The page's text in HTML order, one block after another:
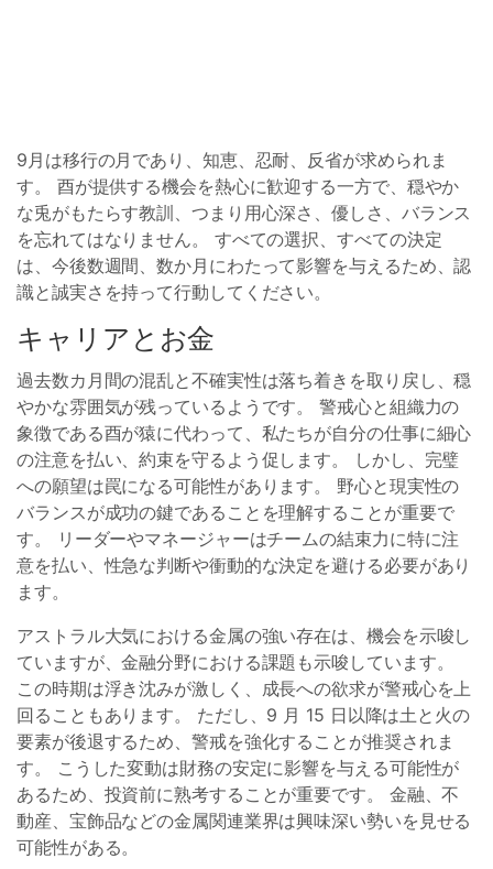
9月は移行の月であり、知恵、忍耐、反省が求められま
す。 酉が提供する機会を熱心に歓迎する一方で、穏やか
な兎がもたらす教訓、つまり用心深さ、優しさ、バランス
を忘れてはなりません。 すべての選択、すべての決定
は、今後数週間、数か月にわたって影響を与えるため、認
識と誠実さを持って行動してください。
キャリアとお金
過去数カ月間の混乱と不確実性は落ち着きを取り戻し、穏
やかな雰囲気が残っているようです。 警戒心と組織力の
象徴である酉が猿に代わって、私たちが自分の仕事に細心
の注意を払い、約束を守るよう促します。 しかし、完璧
への願望は罠になる可能性があります。 野心と現実性の
バランスが成功の鍵であることを理解することが重要で
す。 リーダーやマネージャーはチームの結束力に特に注
意を払い、性急な判断や衝動的な決定を避ける必要があり
ます。
アストラル大気における金属の強い存在は、機会を示唆し
ていますが、金融分野における課題も示唆しています。
この時期は浮き沈みが激しく、成長への欲求が警戒心を上
回ることもあります。 ただし、9 月 15 日以降は土と火の
要素が後退するため、警戒を強化することが推奨されま
す。 こうした変動は財務の安定に影響を与える可能性が
あるため、投資前に熟考することが重要です。 金融、不
動産、宝飾品などの金属関連業界は興味深い勢いを見せる
可能性がある。